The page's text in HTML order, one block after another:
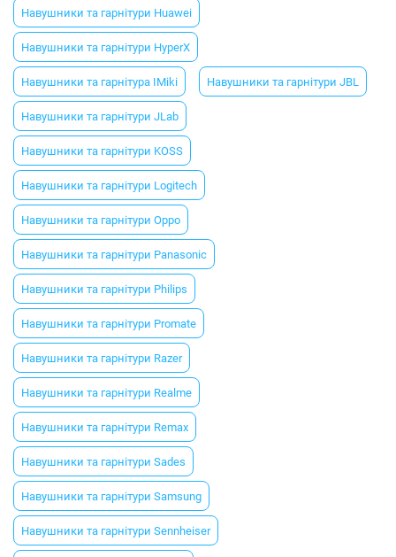
Навушники та гарнітури Huawei
Навушники та гарнітури HyperX
Навушники та гарнітура IMiki Навушники та гарнітури JBL
Навушники та гарнітури JLab
Навушники та гарнітури KOSS
Навушники та гарнітури Logitech
Навушники та гарнітури Oppo
Навушники та гарнітури Panasonic
Навушники та гарнітури Philips
Навушники та гарнітури Promate
Навушники та гарнітури Razer
Навушники та гарнітури Realme
Навушники та гарнітури Remax
Навушники та гарнітури Sades
Навушники та гарнітури Samsung
Навушники та гарнітури Sennheiser